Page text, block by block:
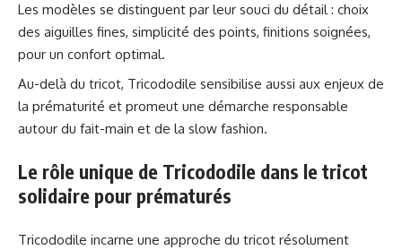
Les modèles se distinguent par leur souci du détail : choix
des aiguilles fines, simplicité des points, finitions soignées,
pour un confort optimal.
Au-delà du tricot, Tricododile sensibilise aussi aux enjeux de
la prématurité et promeut une démarche responsable
autour du fait-main et de la slow fashion.
Le rôle unique de Tricododile dans le tricot
solidaire pour prématurés
Tricododile incarne une approche du tricot résolument